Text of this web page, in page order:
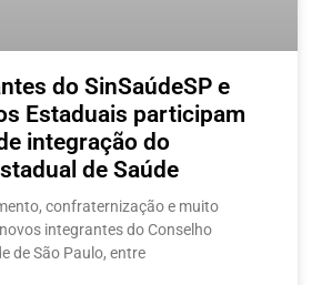
do SinSaúdeSP e
Estaduais participam
integração do
de Saúde
confraternização e muito
integrantes do Conselho
de São Paulo, entre